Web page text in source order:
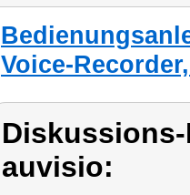
Voice-
auvisio: